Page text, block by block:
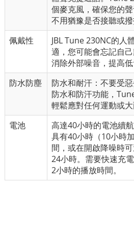
個麥克風，確保您的
不用猶豫是否接聽或撥
佩戴性
JBLTune 230NC的人
適，您可能會忘記自
消除外部噪音，提高低
防水防塵
防水和耐汗：不要受
防水和防汗功能，
輕鬆應對任何運動或大
電池
高達40小時的電池續
具有40小時（10小時
間，或在開啟降噪時
24小時。需要快速充
2小時的播放時間。